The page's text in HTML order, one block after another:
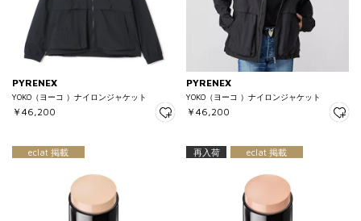
PYRENEX
YOKO（ヨーコ ）ナイロンジャケット
￥46,200
PYRENEX
YOKO（ヨーコ ）ナイロンジャケット
￥46,200
eclat 掲載 再入荷 eclat 掲載